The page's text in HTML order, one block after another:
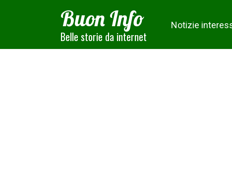
Buon Info
Belle storie da internet
Notizie